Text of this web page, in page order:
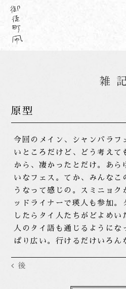
原型
今回のメイン、シャンバラフ
いところだけど、どう考えて
から、凄かったとだけ。あら
いなフェス。てか、みんなこ
うなって感じの。スミニョク
ッドライナーで瑛人も参加。
したらタイ人たちがどよめい
人のタイ語も通じるようにな
ぱり広い。行けるだけいろん
後